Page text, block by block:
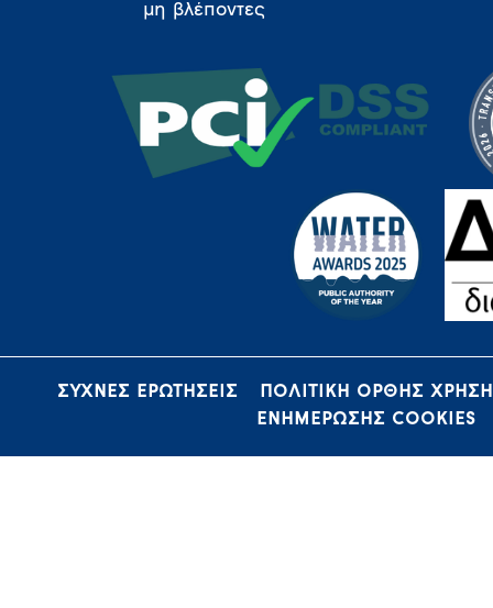
μη βλέποντες
ΣΥΧΝΕΣ ΕΡΩΤΗΣΕΙΣ
ΠΟΛΙΤΙΚΗ ΟΡΘΗΣ
ΕΝΗΜΕΡΩΣΗΣ COOKIES